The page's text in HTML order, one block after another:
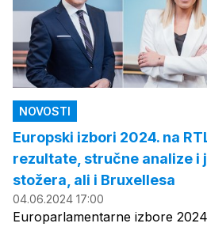
NOVOSTI
Europski izbori 2024. na
rezultate, stručne analize i
stožera, ali i Bruxellesa
04.06.2024 17:00
Europarlamentarne izbore